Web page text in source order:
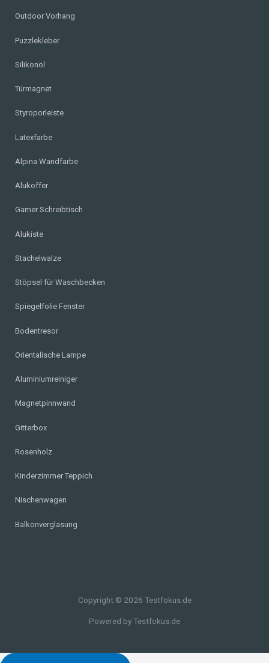
Outdoor Vorhang
Puzzlekleber
Silikonöl
Türmagnet
Styroporleiste
Latexfarbe
Alpina Wandfarbe
Alukoffer
Gamer Schreibtisch
Alukiste
Stachelwalze
Stöpsel für Waschbecken
Spiegelfolie Fenster
Bodentresor
Orientalische Lampe
Aluminiumreiniger
Magnetpinnwand
Gitterbox
Rosenholz
Kinderzimmer Teppich
Nischenwagen
Balkonverglasung
Copyright © 2026 Testfokus.de
Powered by Testfokus.de